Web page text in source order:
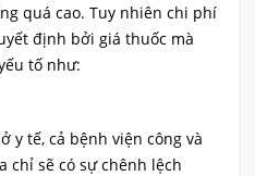
quá cao. Tuy nhiên chi phí
định bởi giá thuốc mà
tố như:
y tế, cả bệnh viện công và
chỉ sẽ có sự chênh lệch